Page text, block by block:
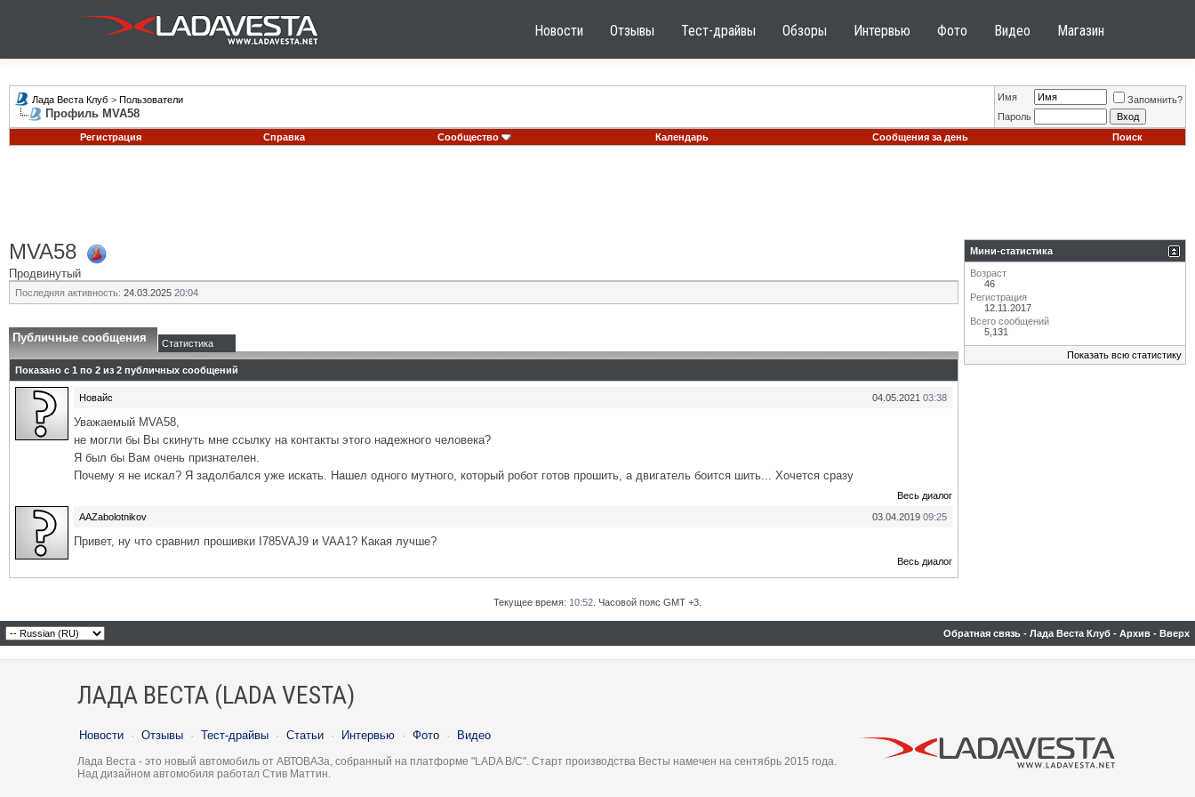
Новости Отзывы Тест-драйвы Обзоры Интервью Фото Видео Магазин
Лада Веста Клуб > Пользователи
Профиль MVA58
Имя
Запомнить?
Пароль
Регистрация
Справка Сообщество Календарь Сообщения за день Поиск
MVA58
Продвинутый
Последняя активность: 24.03.2025 20:04
Публичные сообщения Статистика
Показано с 1 по 2 из 2 публичных сообщений
04.05.2021 03:38
Новайс
Уважаемый MVA58,
не могли бы Вы скинуть мне ссылку на контакты этого надежного человека?
Я был бы Вам очень признателен.
Почему я не искал? Я задолбался уже искать. Нашел одного мутного, который робот готов прошить, а двигатель боится шить... Хочется сразу
Весь диалог
03.04.2019 09:25
AAZabolotnikov
Привет, ну что сравнил прошивки I785VAJ9 и VAA1? Какая лучше?
Весь диалог
Мини-статистика
Возраст
46
Регистрация
12.11.2017
Всего сообщений
5,131
Показать всю статистику
Текущее время: 10:52 . Часовой пояс GMT +3.
Обратная связь - Лада Веста Клуб - Архив - Вверх
ЛАДА ВЕСТА (LADA VESTA)
Новости · Отзывы · Тест-драйвы · Статьи · Интервью · Фото · Видео
Лада Веста - это новый автомобиль от АВТОВАЗа, собранный на платформе "LADA B/C". Старт производства Весты намечен на сентябрь 2015 года.
Над дизайном автомобиля работал Стив Маттин.